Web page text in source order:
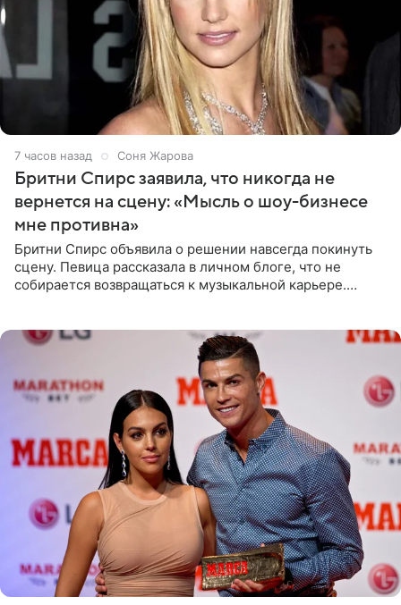
7 часов назад Соня Жарова
Бритни Спирс заявила, что никогда не
вернется на сцену: «Мысль о шоу-бизнесе
мне противна»
Бритни Спирс объявила о решении навсегда покинуть
сцену. Певица рассказала в личном блоге, что не
собирается возвращаться к музыкальной карьере.